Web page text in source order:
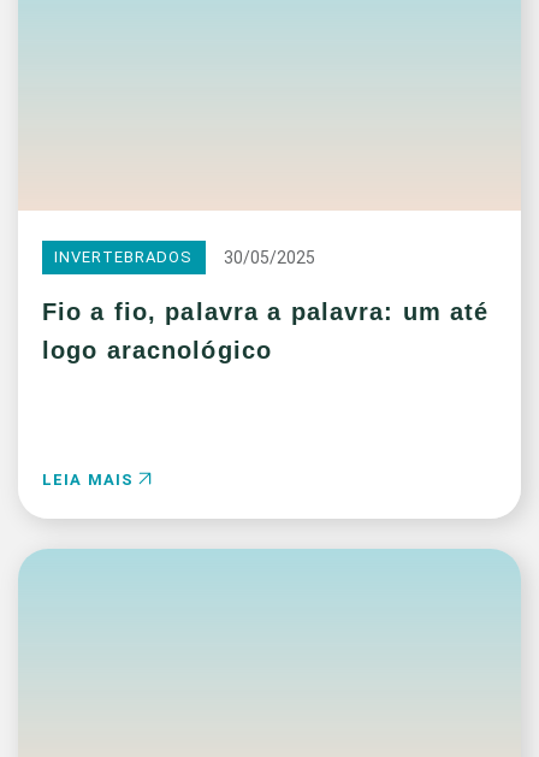
INVERTEBRADOS 30/05/2025
Fio a fio, palavra a palavra: um até
logo aracnológico
LEIA MAIS